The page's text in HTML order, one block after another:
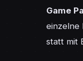
Game
einzelne
statt mit